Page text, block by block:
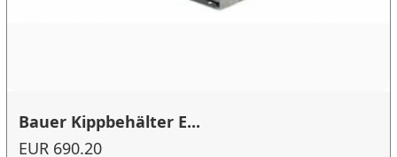
Bauer Kippbehälter E...
EUR 690.20